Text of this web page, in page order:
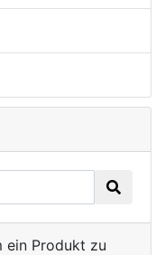
ein Produkt zu